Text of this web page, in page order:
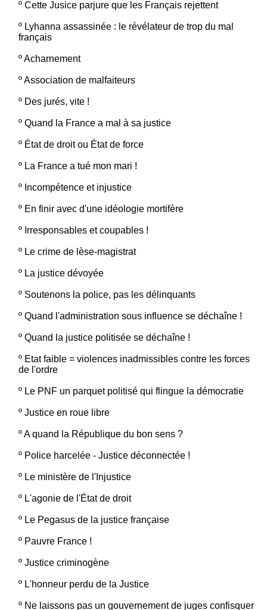
º Cette Jusice parjure que les Français rejettent
º Lyhanna assassinée : le révélateur de trop du mal
français
ºAcharnement
ºAssociation de malfaiteurs
º Des jurés, vite !
º Quand la France a mal à sa justice
º État de droit ou État de force
º La France a tué mon mari !
º Incompétence et injustice
º En finir avec d'une idéologie mortifère
º Irresponsables et coupables !
º Le crime de lèse-magistrat
º La justice dévoyée
º Soutenons la police, pas les délinquants
º Quand l'administration sous influence se déchaîne !
º Quand la justice politisée se déchaîne !
º Etat faible = violences inadmissibles contre les forces
de l'ordre
º Le PNF un parquet politisé qui flingue la démocratie
º Justice en roue libre
ºA quand la République du bon sens ?
º Police harcelée - Justice déconnectée !
º Le ministère de l'Injustice
º L'agonie de l'État de droit
º Le Pegasus de la justice française
º Pauvre France !
º Justice criminogène
º L'honneur perdu de la Justice
º Ne laissons pas un gouvernement de juges confisquer